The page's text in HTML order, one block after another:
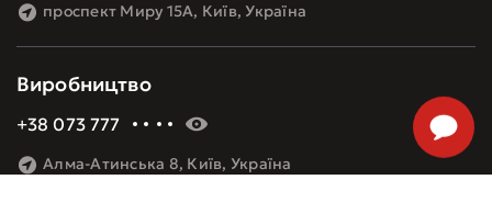
проспект Миру 15А, Київ, Україна
Виробництво
+38 073 777 48 08
Алма-Атинська 8, Київ, Україна